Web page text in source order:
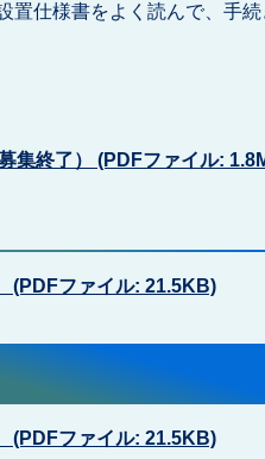
仕様書をよく読んで、手続
集終了） (PDFファイル:
(PDFファイル: 21.5KB)
(PDFファイル: 21.5KB)